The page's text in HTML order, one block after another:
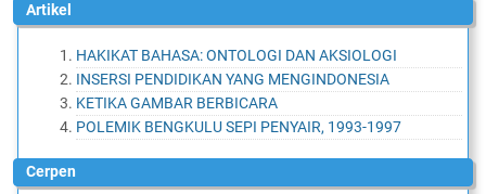
Artikel
HAKIKAT BAHASA: ONTOLOGI DAN AKSIOLOGI
INSERSI PENDIDIKAN YANG MENGINDONESIA
KETIKA GAMBAR BERBICARA
POLEMIK BENGKULU SEPI PENYAIR, 1993-1997
Cerpen